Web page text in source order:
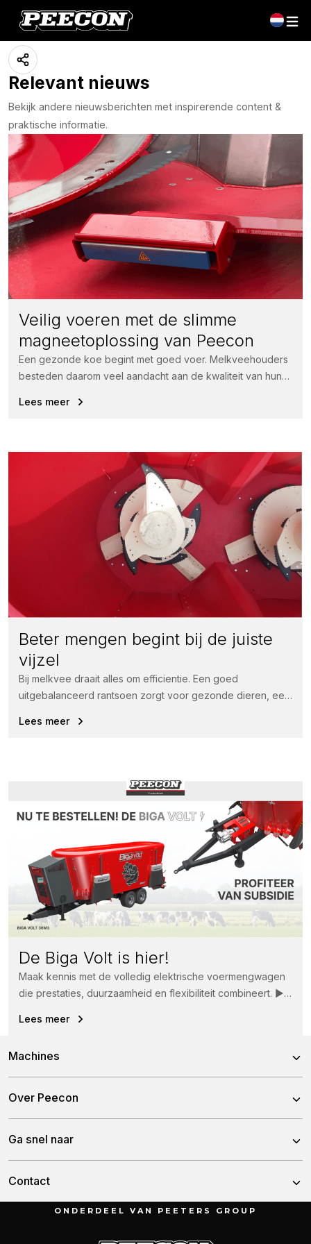
CARgo kipwagen
13 maart 2025
Relevant nieuws
Bekijk andere nieuwsberichten met inspirerende content &
praktische informatie.
Veilig voeren met de slimme
magneetoplossing van Peecon
Een gezonde koe begint met goed voer. Melkveehouders
besteden daarom veel aandacht aan de kwaliteit van hun
Lees meer
Beter mengen begint bij de juiste
vijzel
Bij melkvee draait alles om efficientie. Een goed
uitgebalanceerd rantsoen zorgt voor gezonde dieren, een
Lees meer
De Biga Volt is hier!
Maak kennis met de volledig elektrische voermengwagen
die prestaties, duurzaamheid en flexibiliteit combineert. ▶
Lees meer
Machines
Bemestertanken
Gronddumpers
Containertanken
Over Peecon
Historie
Ga snel naar
Contact
Munnikenheiweg 47
ONDERDEEL VAN PEETERS GROUP